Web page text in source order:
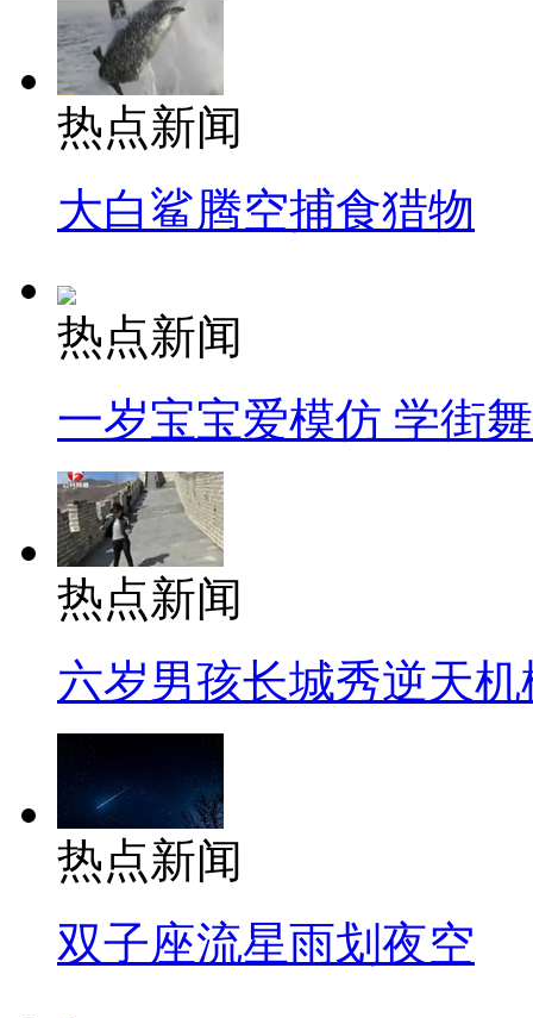
热点新闻
大白鲨腾空捕食猎物
热点新闻
一岁宝宝爱模仿 学街
热点新闻
六岁男孩长城秀逆天机
热点新闻
双子座流星雨划夜空